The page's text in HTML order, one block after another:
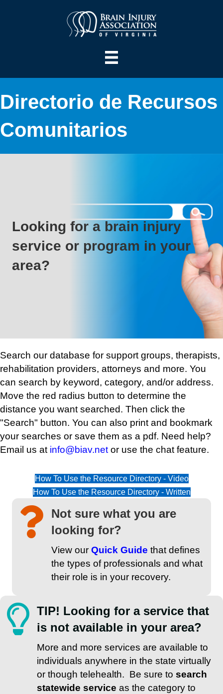
Directorio de Recursos
Comunitarios
Looking for a brain injury
service or program in your
area?
Search our database for support groups, therapists,
rehabilitation providers, attorneys and more. You
can search by keyword, category, and/or address.
Move the red radius button to determine the
distance you want searched. Then click the
"Search" button. You can also print and bookmark
your searches or save them as a pdf. Need help?
Email us at info@biav.net or use the chat feature.
How To Use the Resource Directory - Video
How To Use the Resource Directory - Written
Not sure what you are
looking for?
View our Quick Guide that defines
the types of professionals and what
their role is in your recovery.
TIP! Looking for a service that
is not available in your area?
More and more services are available to
individuals anywhere in the state virtually
or though telehealth. Be sure to search
statewide service as the category to